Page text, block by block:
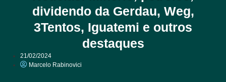
dividendo da Gerdau, Weg,
3Tentos, Iguatemi e outros
destaques
21/02/2024
Marcelo Rabinovici